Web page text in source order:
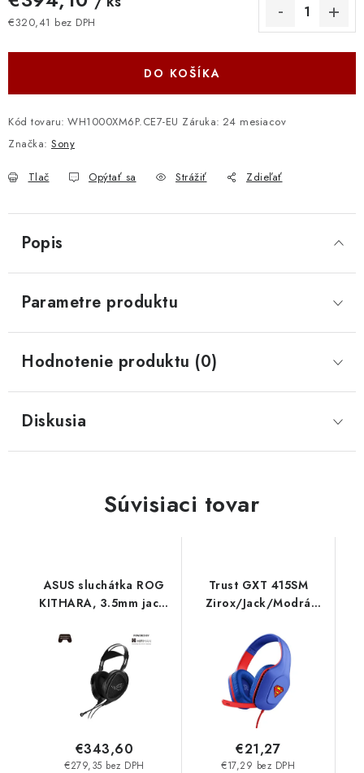
€320,41 bez DPH
DO KOŠÍKA
Kód tovaru: WH1000XM6P.CE7-EU Záruka: 24 mesiacov
Značka: Sony
Tlač Opýtať sa Strážiť Zdieľať
Popis
Parametre produktu
Hodnotenie produktu (0)
Diskusia
Súvisiaci tovar
ASUS sluchátka ROG
KITHARA, 3.5mm jack,
90YH0470-BHUA00
Asus
€279,35 bez DPH
€343,60
Trust GXT 415SM
Zirox/Jack/Modrá
€17,29 bez DPH
€21,27